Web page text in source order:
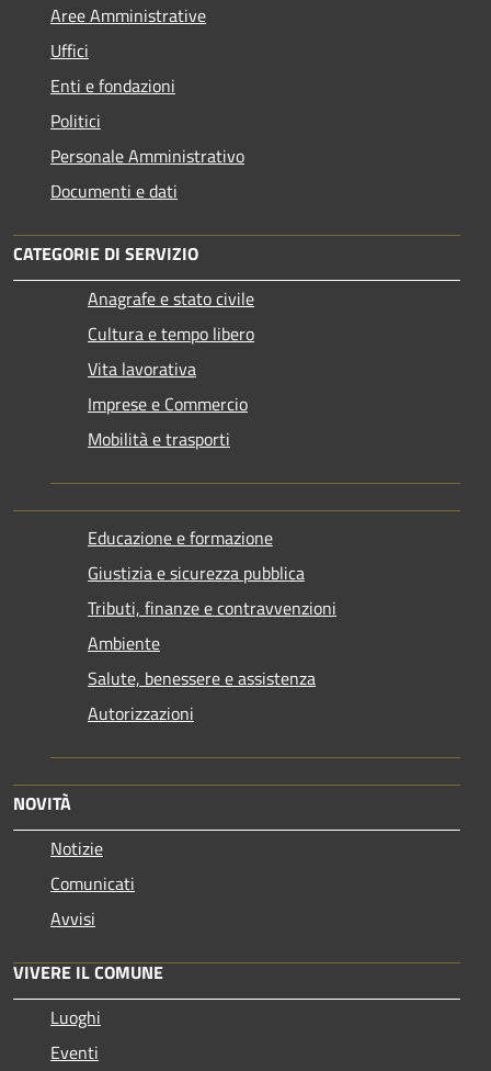
Aree Amministrative
Uffici
Enti e fondazioni
Politici
Personale Amministrativo
Documenti e dati
CATEGORIE DI SERVIZIO
Anagrafe e stato civile
Cultura e tempo libero
Vita lavorativa
Imprese e Commercio
Mobilità e trasporti
Educazione e formazione
Giustizia e sicurezza pubblica
Tributi, finanze e contravvenzioni
Ambiente
Salute, benessere e assistenza
Autorizzazioni
NOVITÀ
Notizie
Comunicati
Avvisi
VIVERE IL COMUNE
Luoghi
Eventi